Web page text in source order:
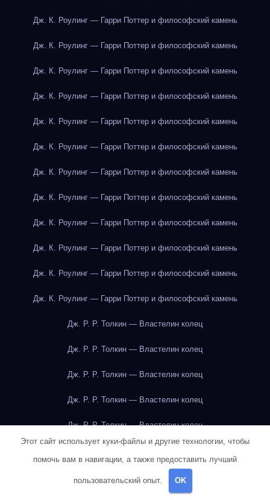
Дж. К. Роулинг — Гарри Поттер и философский камень
Дж. К. Роулинг — Гарри Поттер и философский камень
Дж. К. Роулинг — Гарри Поттер и философский камень
Дж. К. Роулинг — Гарри Поттер и философский камень
Дж. К. Роулинг — Гарри Поттер и философский камень
Дж. К. Роулинг — Гарри Поттер и философский камень
Дж. К. Роулинг — Гарри Поттер и философский камень
Дж. К. Роулинг — Гарри Поттер и философский камень
Дж. К. Роулинг — Гарри Поттер и философский камень
Дж. К. Роулинг — Гарри Поттер и философский камень
Дж. К. Роулинг — Гарри Поттер и философский камень
Дж. К. Роулинг — Гарри Поттер и философский камень
Дж. Р. Р. Толкин — Властелин колец
Дж. Р. Р. Толкин — Властелин колец
Дж. Р. Р. Толкин — Властелин колец
Дж. Р. Р. Толкин — Властелин колец
Дж. Р. Р. Толкин — Властелин колец
Дж. Р. Р. Толкин — Властелин колец
Этот сайт использует куки-файлы и другие технологии, чтобы
помочь вам в навигации, а также предоставить лучший
пользовательский опыт. OK